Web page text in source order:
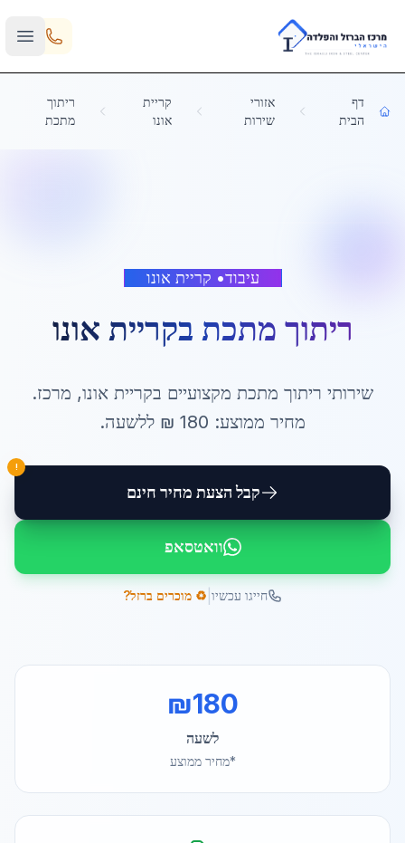
Skip to main content
דף
הבית
אזורי
שירות
קריית
אונו
ריתוך
מתכת
עיבוד• קריית אונו
ריתוך מתכת בקריית אונו
שירותי ריתוך מתכת מקצועיים בקריית אונו, מרכז.
מחיר ממוצע: 180 ₪ ללשעה.
קבל הצעת מחיר חינם
!
וואטסאפ
חייגו עכשיו ♻️ מוכרים ברזל?
₪180
לשעה
*מחיר ממוצע